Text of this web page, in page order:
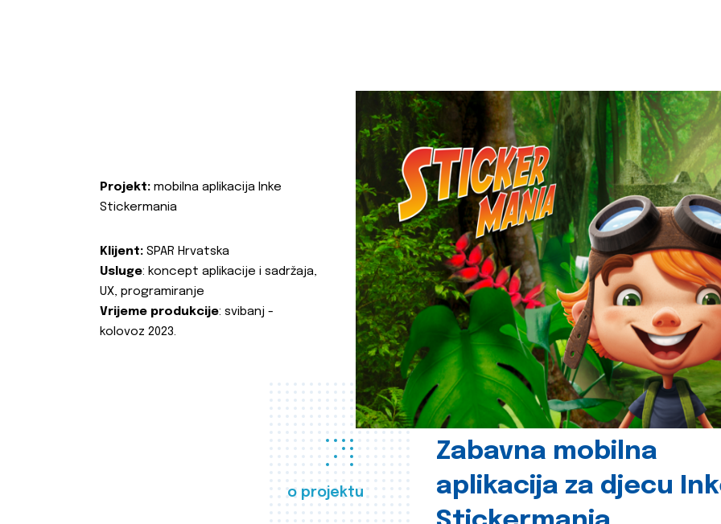
o projektu
Zabavna mobilna
aplikacija za djecu
Projekt: mobilna aplikacija Inke
Stickermania
Klijent: SPAR Hrvatska
Usluge: koncept aplikacije i sadržaja,
UX, programiranje
Vrijeme produkcije: svibanj -
kolovoz 2023.